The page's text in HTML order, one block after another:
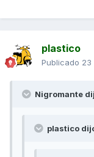
plastico
Publicado 23
Nigromante
plastico